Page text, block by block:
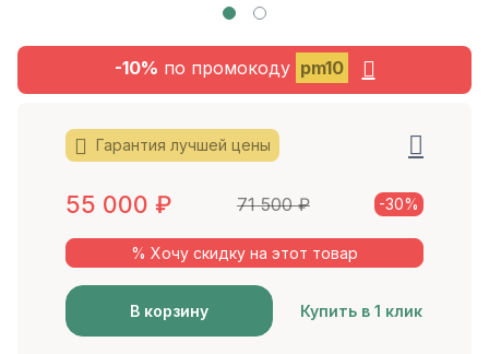
-10% по промокоду pm10
Гарантия лучшей цены
55 000 ₽ 71 500₽ -30%
% Хочу скидку на этот товар
В корзину Купить в 1 клик